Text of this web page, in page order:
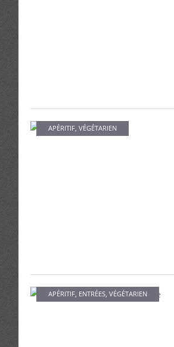
APÉRITIF, VÉGÉTARIEN
APÉRITIF, ENTRÉES, VÉGÉTARIEN